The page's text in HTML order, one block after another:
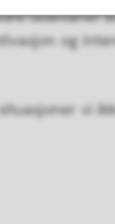
lesevaner
og
vi